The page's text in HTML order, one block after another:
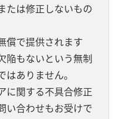
たは修正しないもの
償で提供されます
陥もないという無制
ありません。
に関する不具合修正
い合わせもお受けで